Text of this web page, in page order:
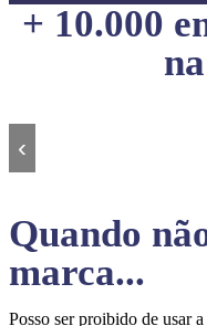
+ 10.000
‹
Quando
marca...
Posso ser proibido de usar a